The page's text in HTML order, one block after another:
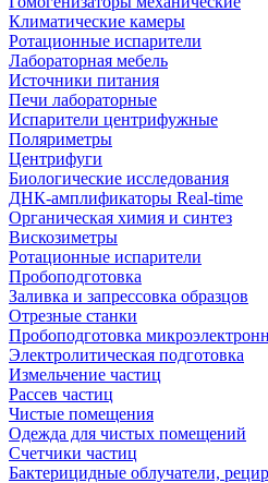
Климатические камеры
Ротационные испарители
Лабораторная мебель
Источники питания
Печи лабораторные
Испарители центрифужные
Поляриметры
Центрифуги
Биологические исследования
ДНК-амплификаторы Real-time
Органическая химия и синтез
Вискозиметры
Ротационные испарители
Пробоподготовка
Заливка и запрессовка образцов
Отрезные станки
Пробоподготовка
Электролитическая подготовка
Измельчение частиц
Рассев частиц
Чистые помещения
Одежда для чистых помещений
Счетчики частиц
Бактерицидные облучатели,